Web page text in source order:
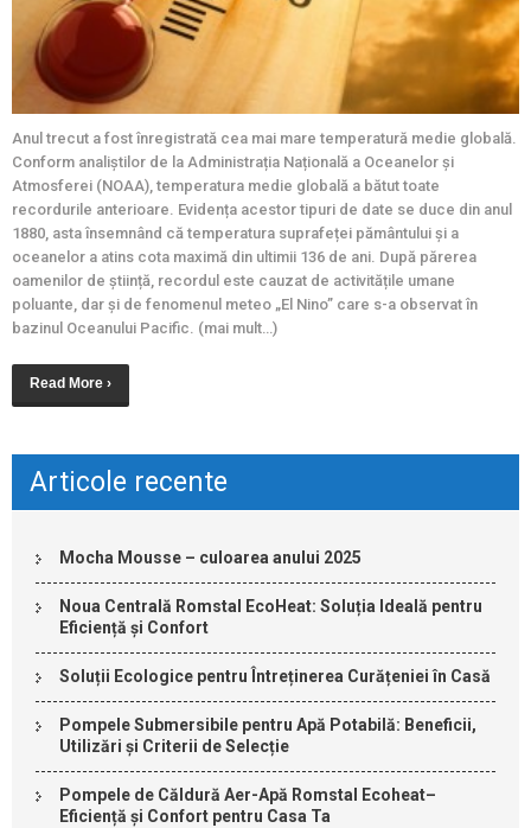
Anul trecut a fost înregistrată cea mai mare temperatură medie globală.
Conform analiștilor de la Administrația Națională a Oceanelor și
Atmosferei (NOAA), temperatura medie globală a bătut toate
recordurile anterioare. Evidența acestor tipuri de date se duce din anul
1880, asta însemnând că temperatura suprafeței pământului și a
oceanelor a atins cota maximă din ultimii 136 de ani. După părerea
oamenilor de știință, recordul este cauzat de activitățile umane
poluante, dar și de fenomenul meteo „El Nino” care s-a observat în
bazinul Oceanului Pacific. (mai mult…)
Read More ›
Articole recente
Mocha Mousse – culoarea anului 2025
Noua Centrală Romstal EcoHeat: Soluția Ideală pentru
Eficiență și Confort
Soluții Ecologice pentru Întreținerea Curățeniei în Casă
Pompele Submersibile pentru Apă Potabilă: Beneficii,
Utilizări și Criterii de Selecție
Pompele de Căldură Aer-Apă Romstal Ecoheat–
Eficiență și Confort pentru Casa Ta